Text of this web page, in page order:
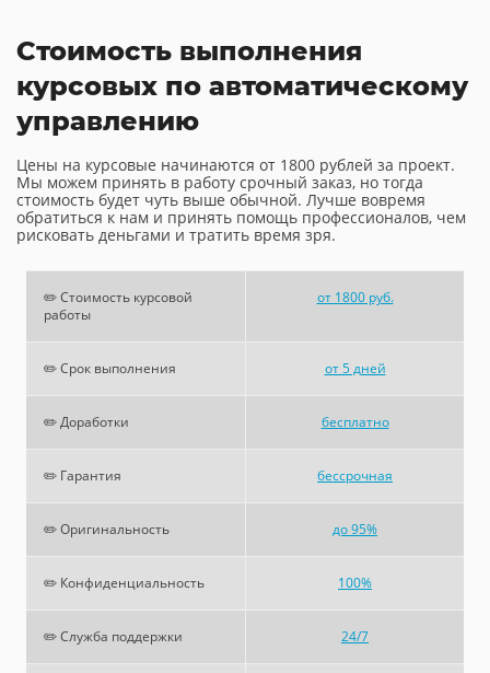
Стоимость выполнения
курсовых по автоматическому
управлению
Цены на курсовые начинаются от 1800 рублей за проект.
Мы можем принять в работу срочный заказ, но тогда
стоимость будет чуть выше обычной. Лучше вовремя
обратиться к нам и принять помощь профессионалов, чем
рисковать деньгами и тратить время зря.
✏️ Стоимость курсовой
работы
от 1800 руб.
✏️ Срок выполнения от 5 дней
✏️ Доработки бесплатно
✏️ Гарантия бессрочная
✏️ Оригинальность до 95%
✏️ Конфиденциальность 100%
✏️ Служба поддержки 24/7